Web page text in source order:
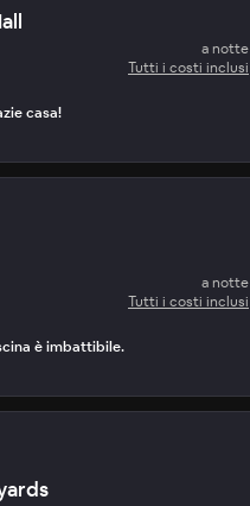
a notte
Tutti i costi inclusi
casa!
a notte
Tutti i costi inclusi
è imbattibile.